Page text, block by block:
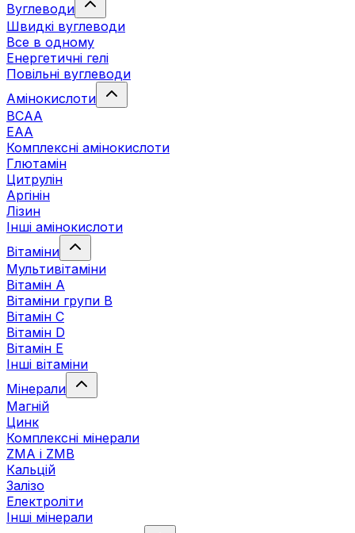
Вуглеводи
Швидкі вуглеводи
Все в одному
Енергетичні гелі
Повільні вуглеводи
Амінокислоти
BCAA
EAA
Комплексні амінокислоти
Глютамін
Цитрулін
Аргінін
Лізин
Інші амінокислоти
Вітаміни
Мультивітаміни
Вітамін А
Вітаміни групи В
Вітамін C
Вітамін D
Вітамін Е
Інші вітаміни
Мінерали
Магній
Цинк
Комплексні мінерали
ZMA і ZMB
Кальцій
Залізо
Електроліти
Інші мінерали